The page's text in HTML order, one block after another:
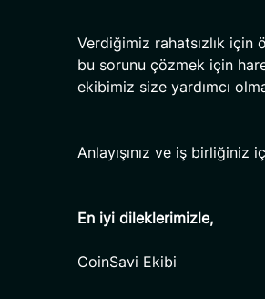
Verdiğimiz rahatsızlık için
bu sorunu çözmek için
ekibimiz size yardımcı
Anlayışınız ve iş birliğiniz
En iyi dileklerimizle,
CoinSavi Ekibi